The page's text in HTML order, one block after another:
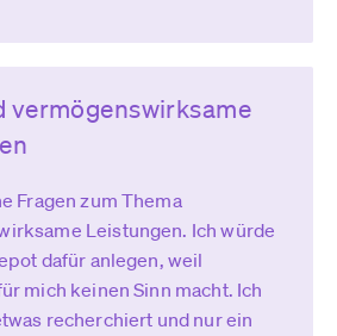
vermögenswirksame
Fragen zum Thema
Leistungen. Ich würde
dafür anlegen, weil
mich keinen Sinn macht. Ich
recherchiert und nur ein